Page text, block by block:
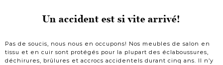
Un accident est si vite arrivé!
Pas de soucis, nous nous en occupons! Nos meubles de salon en
tissu et en cuir sont protégés pour la plupart des éclaboussures,
déchirures, brûlures et accrocs accidentels durant cinq ans. Il n’y